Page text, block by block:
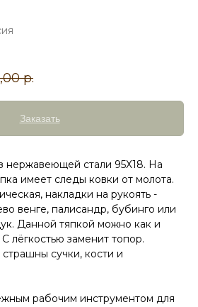
р.
Заказать
нержавеющей стали 95Х18. На
имеет следы ковки от молота.
накладки на рукоять -
венге, палисандр, бубинго или
Данной тяпкой можно как и
С лёгкостью заменит топор.
сучки, кости и
рабочим инструментом для